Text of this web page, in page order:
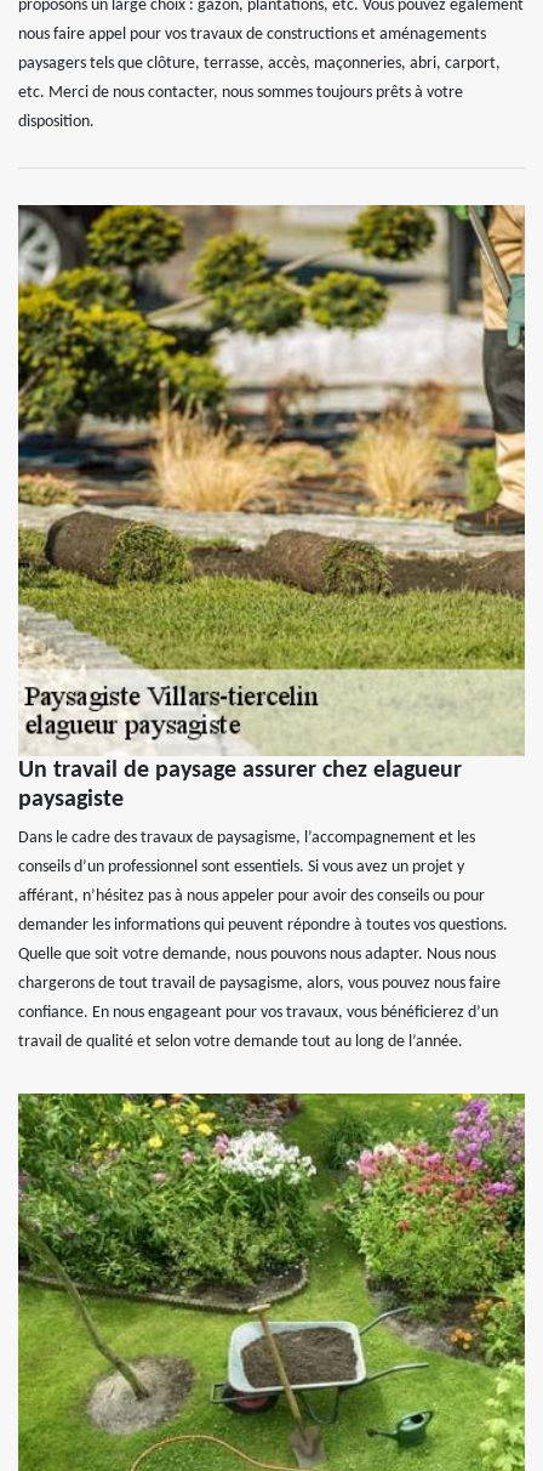
proposons un large choix : gazon, plantations, etc. Vous pouvez également
nous faire appel pour vos travaux de constructions et aménagements
paysagers tels que clôture, terrasse, accès, maçonneries, abri, carport,
etc. Merci de nous contacter, nous sommes toujours prêts à votre
disposition.
Un travail de paysage assurer chez elagueur
paysagiste
Dans le cadre des travaux de paysagisme, l’accompagnement et les
conseils d’un professionnel sont essentiels. Si vous avez un projet y
afférant, n’hésitez pas à nous appeler pour avoir des conseils ou pour
demander les informations qui peuvent répondre à toutes vos questions.
Quelle que soit votre demande, nous pouvons nous adapter. Nous nous
chargerons de tout travail de paysagisme, alors, vous pouvez nous faire
confiance. En nous engageant pour vos travaux, vous bénéficierez d’un
travail de qualité et selon votre demande tout au long de l’année.